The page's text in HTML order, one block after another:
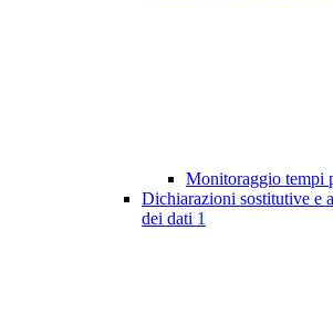
Monitoraggio tempi
Dichiarazioni sostitutive e
dei dati 1